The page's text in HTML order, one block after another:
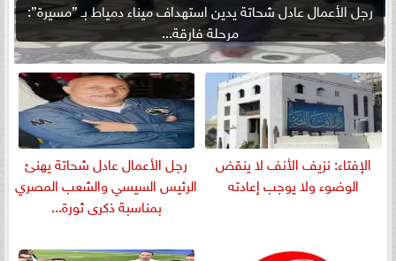
رجل الأعمال عادل شحاتة يدين استهداف ميناء دمياط بـ ”مسيرة”:
مرحلة فارقة...
الإفتاء: نزيف الأنف لا ينقض
الوضوء ولا يوجب إعادته
رجل الأعمال عادل شحاتة يهنئ
الرئيس السيسي والشعب المصري
بمناسبة ذكرى ثورة...